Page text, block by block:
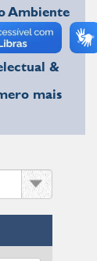
Ambiente
recente
&
mais